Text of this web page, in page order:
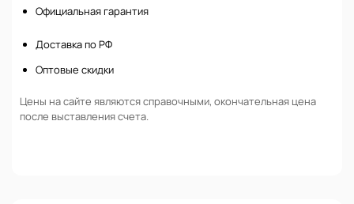
Официальная гарантия
Доставка по РФ
Оптовые скидки
Цены на сайте являются справочными, окончательная цена
после выставления счета.